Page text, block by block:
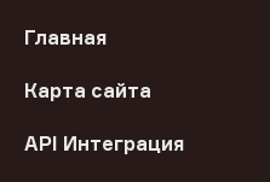
Главная
Карта сайта
API Интеграция